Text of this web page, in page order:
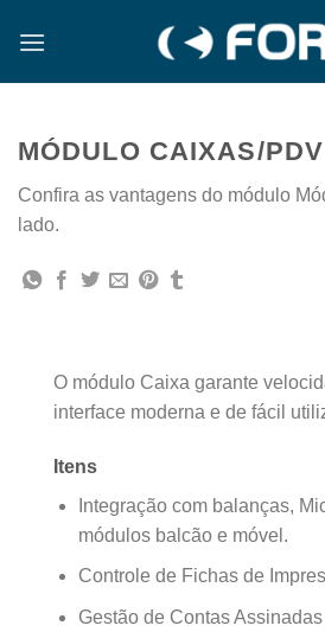
MÓDULO CAIXAS/PDV
Confira as vantagens do módulo
lado.
O módulo Caixa garante
interface moderna e de fácil
Itens
Integração com balanças,
módulos balcão e móvel.
Controle de Fichas de
Gestão de Contas